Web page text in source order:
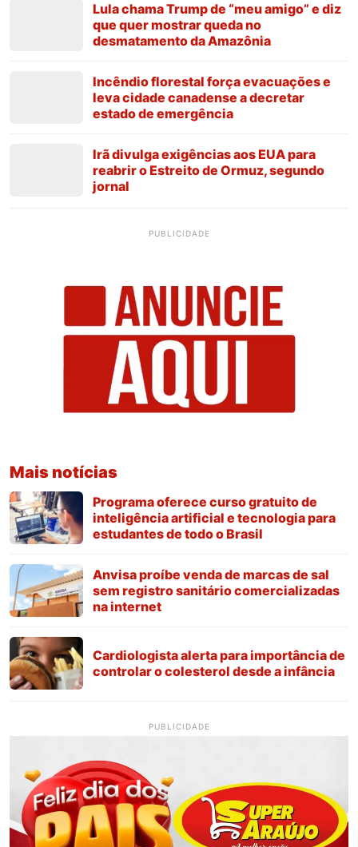
Lula chama Trump de “meu amigo” e diz
que quer mostrar queda no
desmatamento da Amazônia
Incêndio florestal força evacuações e
leva cidade canadense a decretar
estado de emergência
Irã divulga exigências aos EUA para
reabrir o Estreito de Ormuz, segundo
jornal
PUBLICIDADE
Mais notícias
Programa oferece curso gratuito de
inteligência artificial e tecnologia para
estudantes de todo o Brasil
Anvisa proíbe venda de marcas de sal
sem registro sanitário comercializadas
na internet
Cardiologista alerta para importância de
controlar o colesterol desde a infância
PUBLICIDADE